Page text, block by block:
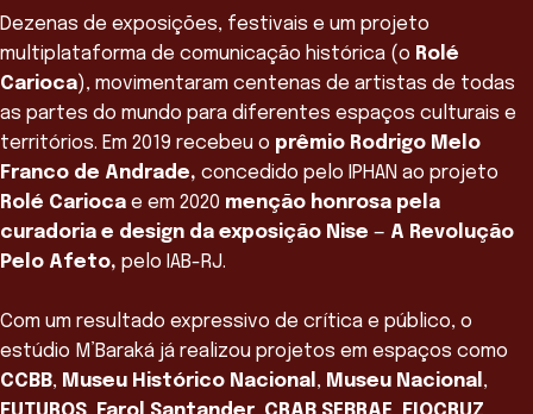
Dezenas de exposições, festivais e um projeto
multiplataforma de comunicação histórica (o Rolé
Carioca), movimentaram centenas de artistas de todas
as partes do mundo para diferentes espaços culturais e
territórios. Em 2019 recebeu o prêmio Rodrigo Melo
Franco de Andrade, concedido pelo IPHAN ao projeto
Rolé Carioca e em 2020 menção honrosa pela
curadoria e design da exposição Nise — A Revolução
Pelo Afeto, pelo IAB-RJ.
Com um resultado expressivo de crítica e público, o
estúdio M’Baraká já realizou projetos em espaços como
CCBB, Museu Histórico Nacional , Museu Nacional ,